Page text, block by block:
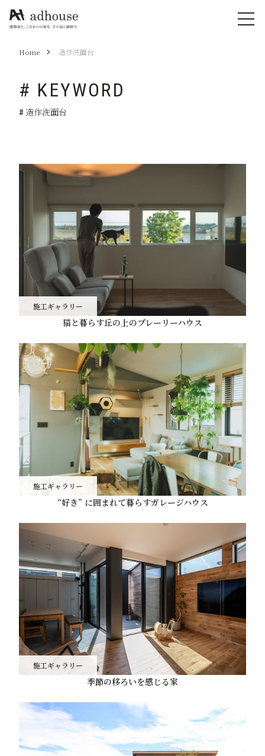
Home 造作洗面台
# KEYWORD
# 造作洗面台
施工ギャラリー
猫と暮らす丘の上のプレーリーハウス
施工ギャラリー
“好き” に囲まれて暮らすガレージハウス
施工ギャラリー
季節の移ろいを感じる家